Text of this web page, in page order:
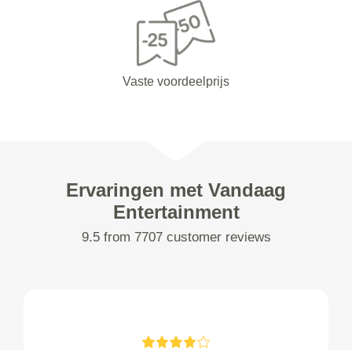
Vaste voordeelprijs
Ervaringen met Vandaag
Entertainment
9.5 from 7707 customer reviews